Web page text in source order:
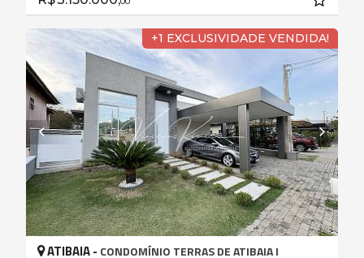
+1 EXCLUSIVIDADE VENDIDA!
ATIBAIA - CONDOMÍNIO TERRAS DE ATIBAIA I